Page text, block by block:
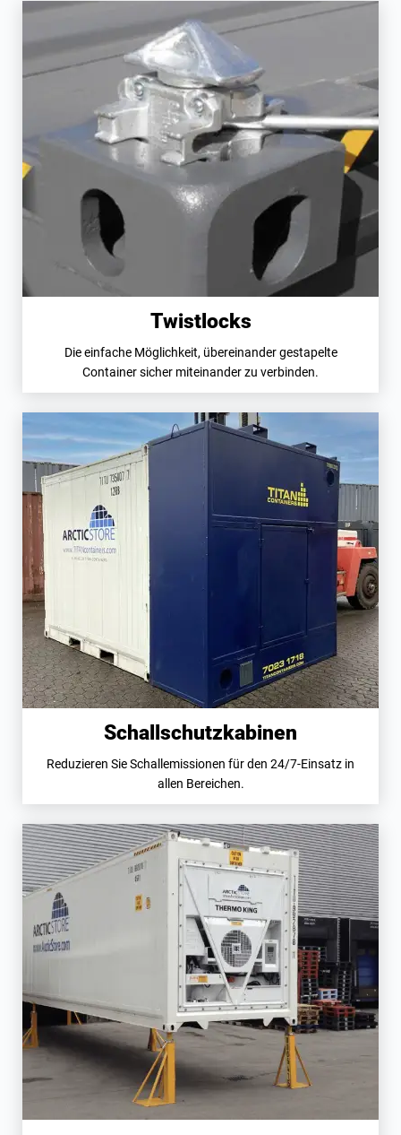
Twistlocks
Die einfache Möglichkeit, übereinander gestapelte
Container sicher miteinander zu verbinden.
Schallschutzkabinen
Reduzieren Sie Schallemissionen für den 24/7-Einsatz in
allen Bereichen.